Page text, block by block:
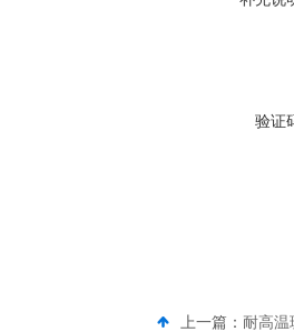
验证
上一篇： 耐高温